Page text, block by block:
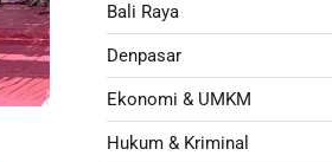
Bali Raya
Denpasar
Ekonomi & UMKM
Hukum & Kriminal